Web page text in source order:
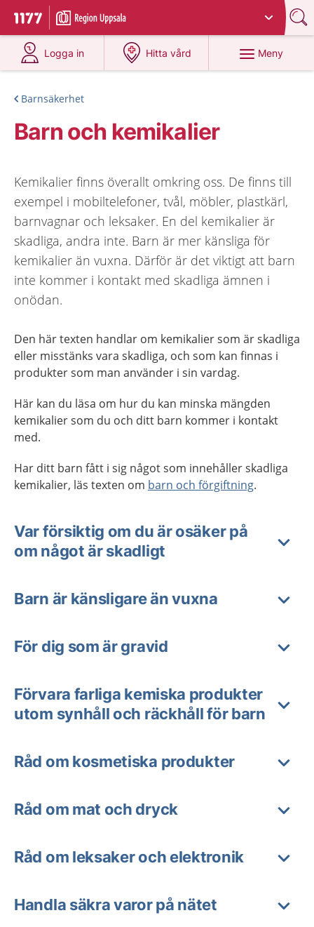
Till startsidan för 1177
Du har valt region
Logga in
på 1177.se
Hitta vård
på 1177.se
Meny
Barnsäkerhet
Barn och kemikalier
Kemikalier finns överallt omkring oss. De finns till
exempel i mobiltelefoner, tvål, möbler, plastkärl,
barnvagnar och leksaker. En del kemikalier är
skadliga, andra inte. Barn är mer känsliga för
kemikalier än vuxna. Därför är det viktigt att barn
inte kommer i kontakt med skadliga ämnen i
onödan.
Den här texten handlar om kemikalier som är skadliga
eller misstänks vara skadliga, och som kan finnas i
produkter som man använder i sin vardag.
Här kan du läsa om hur du kan minska mängden
kemikalier som du och ditt barn kommer i kontakt
med.
Har ditt barn fått i sig något som innehåller skadliga
kemikalier, läs texten om barn och förgiftning.
Var försiktig om du är osäker på
om något är skadligt
Barn är känsligare än vuxna
För dig som är gravid
Förvara farliga kemiska produkter
utom synhåll och räckhåll för barn
Råd om kosmetiska produkter
Råd om mat och dryck
Råd om leksaker och elektronik
Handla säkra varor på nätet